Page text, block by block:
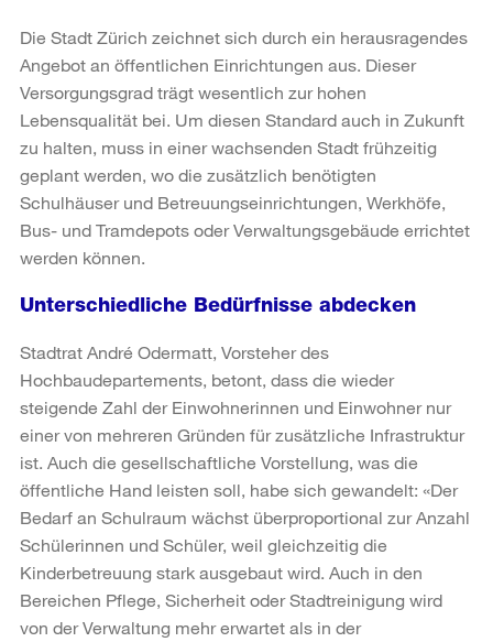
Die Stadt Zürich zeichnet sich durch ein herausragendes
Angebot an öffentlichen Einrichtungen aus. Dieser
Versorgungsgrad trägt wesentlich zur hohen
Lebensqualität bei. Um diesen Standard auch in Zukunft
zu halten, muss in einer wachsenden Stadt frühzeitig
geplant werden, wo die zusätzlich benötigten
Schulhäuser und Betreuungseinrichtungen, Werkhöfe,
Bus- und Tramdepots oder Verwaltungsgebäude errichtet
werden können.
Unterschiedliche Bedürfnisse abdecken
Stadtrat André Odermatt, Vorsteher des
Hochbaudepartements, betont, dass die wieder
steigende Zahl der Einwohnerinnen und Einwohner nur
einer von mehreren Gründen für zusätzliche Infrastruktur
ist. Auch die gesellschaftliche Vorstellung, was die
öffentliche Hand leisten soll, habe sich gewandelt: «Der
Bedarf an Schulraum wächst überproportional zur Anzahl
Schülerinnen und Schüler, weil gleichzeitig die
Kinderbetreuung stark ausgebaut wird. Auch in den
Bereichen Pflege, Sicherheit oder Stadtreinigung wird
von der Verwaltung mehr erwartet als in der